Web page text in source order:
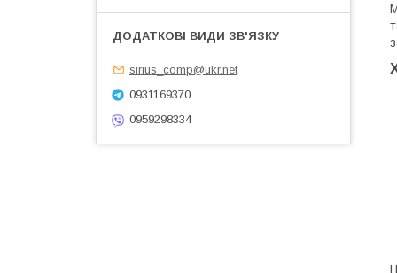
sirius_comp@ukr.net
0931169370
0959298334